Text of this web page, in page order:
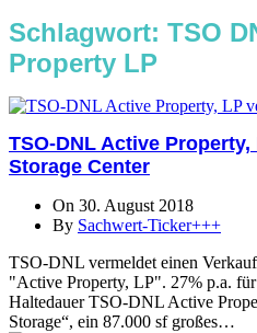
Schlagwort: TSO
Property LP
TSO-DNL Active
Storage Center
On 30. August 2018
By Sachwert-Ticker+++
TSO-DNL vermeldet einen
"Active Property, LP". 27% p.a.
Haltedauer TSO-DNL Active
Storage“, ein 87.000 sf großes…